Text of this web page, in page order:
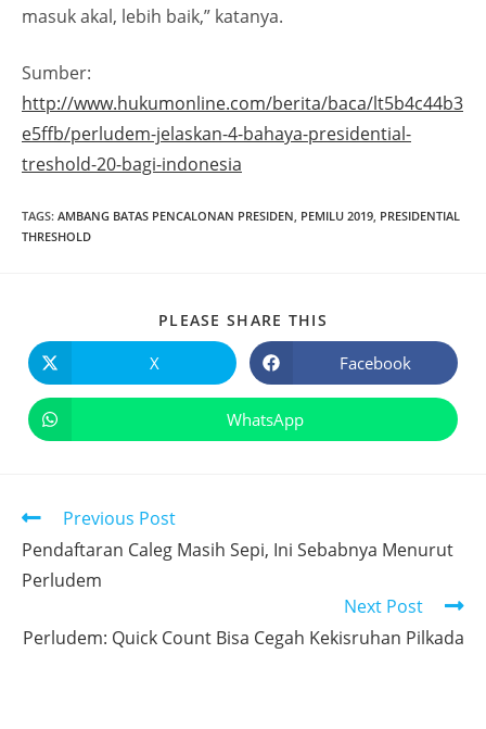
masuk akal, lebih baik,” katanya.
Sumber:
http://www.hukumonline.com/berita/baca/lt5b4c44b3
e5ffb/perludem-jelaskan-4-bahaya-presidential-
treshold-20-bagi-indonesia
TAGS: AMBANG BATAS PENCALONAN PRESIDEN, PEMILU 2019, PRESIDENTIAL
THRESHOLD
PLEASE SHARE THIS
X Facebook
WhatsApp
Previous Post
Pendaftaran Caleg Masih Sepi, Ini Sebabnya Menurut
Perludem
Next Post
Perludem: Quick Count Bisa Cegah Kekisruhan Pilkada